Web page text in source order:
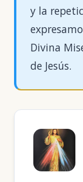
y la
Divina
de Jesús.